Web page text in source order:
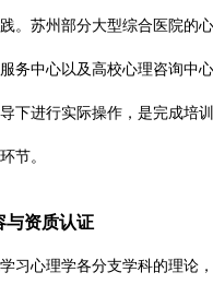
。苏州部分大型综合医院的
务中心以及高校心理咨询中
下进行实际操作，是完成培
节。
与资质认证
学习心理学各分支学科的理论